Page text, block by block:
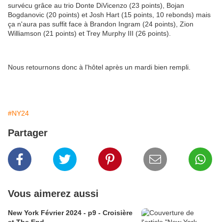
survécu grâce au trio Donte DiVicenzo (23 points), Bojan
Bogdanovic (20 points) et Josh Hart (15 points, 10 rebonds) mais
ça n'aura pas suffit face à Brandon Ingram (24 points), Zion
Williamson (21 points) et Trey Murphy III (26 points).
Nous retournons donc à l'hôtel après un mardi bien rempli.
#NY24
Partager
Vous aimerez aussi
New York Février 2024 - p9 - Croisière